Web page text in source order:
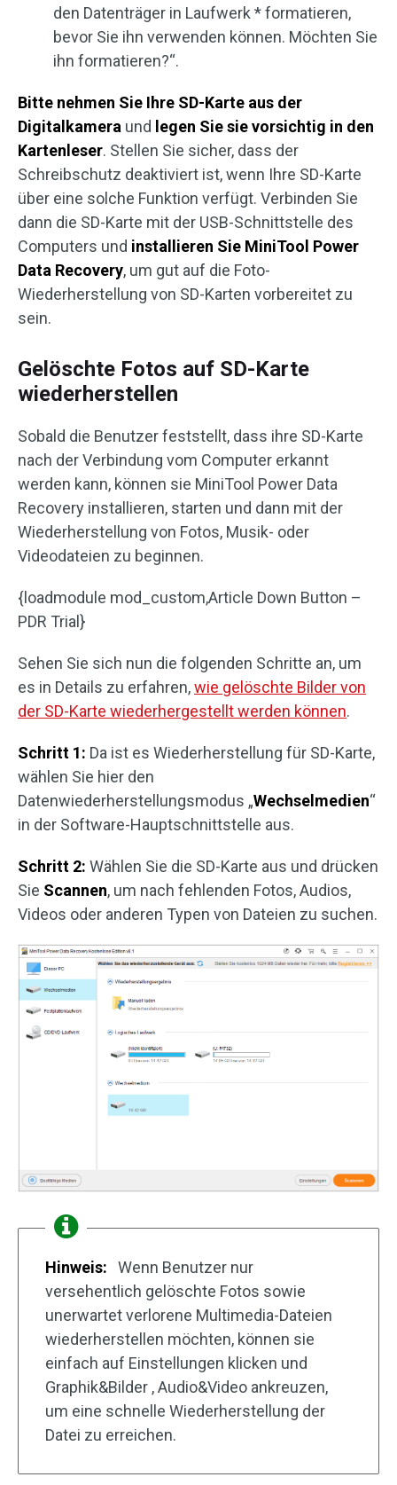
den Datenträger in Laufwerk * ​​formatieren,
bevor Sie ihn verwenden können. Möchten Sie
ihn formatieren?“.
Bitte nehmen Sie Ihre SD-Karte aus der
Digitalkamera und legen Sie sie vorsichtig in den
Kartenleser. Stellen Sie sicher, dass der
Schreibschutz deaktiviert ist, wenn Ihre SD-Karte
über eine solche Funktion verfügt. Verbinden Sie
dann die SD-Karte mit der USB-Schnittstelle des
Computers und installieren Sie MiniTool Power
Data Recovery, um gut auf die Foto-
Wiederherstellung von SD-Karten vorbereitet zu
sein.
Gelöschte Fotos auf SD-Karte
wiederherstellen
Sobald die Benutzer feststellt, dass ihre SD-Karte
nach der Verbindung vom Computer erkannt
werden kann, können sie MiniTool Power Data
Recovery installieren, starten und dann mit der
Wiederherstellung von Fotos, Musik- oder
Videodateien zu beginnen.
{loadmodule mod_custom,Article Down Button –
PDR Trial}
Sehen Sie sich nun die folgenden Schritte an, um
es in Details zu erfahren,wie gelöschte Bilder von
der SD-Karte wiederhergestellt werden können.
Schritt 1: Da ist es Wiederherstellung für SD-Karte,
wählen Sie hier den
Datenwiederherstellungsmodus „Wechselmedien“
in der Software-Hauptschnittstelle aus.
Schritt 2: Wählen Sie die SD-Karte aus und drücken
Sie Scannen, um nach fehlenden Fotos, Audios,
Videos oder anderen Typen von Dateien zu suchen.
Hinweis:
Wenn Benutzer nur
versehentlich gelöschte Fotos sowie
unerwartet verlorene Multimedia-Dateien
wiederherstellen möchten, können sie
einfach auf Einstellungen klicken und
Graphik&Bilder , Audio&Video ankreuzen,
um eine schnelle Wiederherstellung der
Datei zu erreichen.